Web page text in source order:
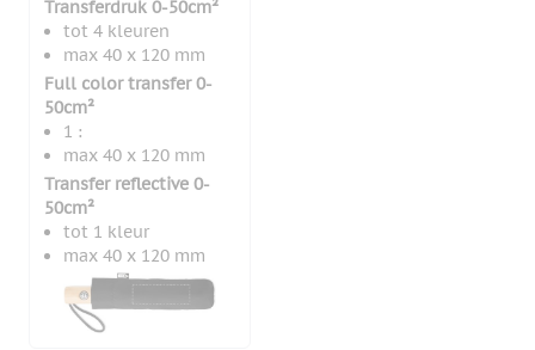
Transferdruk 0-50cm²
tot 4 kleuren
max 40 x 120 mm
Full color transfer 0-
50cm²
1 :
max 40 x 120 mm
Transfer reflective 0-
50cm²
tot 1 kleur
max 40 x 120 mm